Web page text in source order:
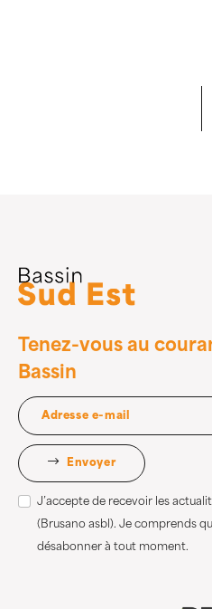
Tenez-vous au
Bassin
Envoyer
J’accepte de recevoir les
(Brusano asbl). Je comprends
désabonner à tout moment.